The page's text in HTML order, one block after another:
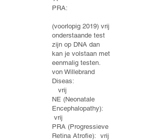
PRA:
(voorlopig 2019) vrij
onderstaande test
zijn op DNA dan
kan je volstaan met
eenmalig testen.
von Willebrand
Diseas:
vrij
NE (Neonatale
Encephalopathy):
vrij
PRA (Progressieve
Retina Atrofie): vrij